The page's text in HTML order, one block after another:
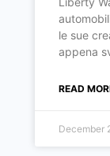
le sue
appena
READ
December